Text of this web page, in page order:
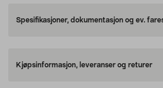
Spesifikasjoner, dokumentasjon og ev.
Kjøpsinformasjon, leveranser og returer